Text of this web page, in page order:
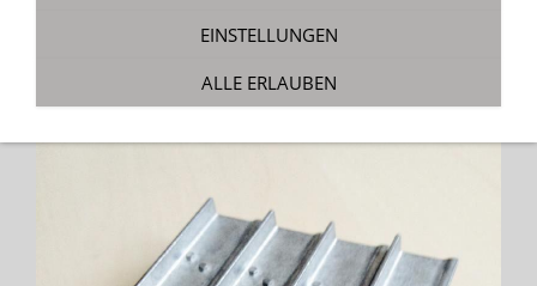
EINSTELLUNGEN
ALLE ERLAUBEN